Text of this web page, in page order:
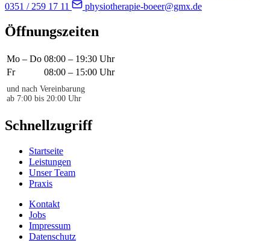
0351 / 259 17 11
physiotherapie-boeer@gmx.de
Öffnungszeiten
Mo – Do 08:00 – 19:30 Uhr
Fr
08:00 – 15:00 Uhr
und nach Vereinbarung
ab 7:00 bis 20:00 Uhr
Schnellzugriff
Startseite
Leistungen
Unser Team
Praxis
Kontakt
Jobs
Impressum
Datenschutz